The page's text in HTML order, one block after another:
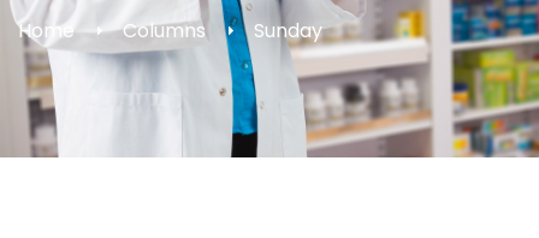
Home Columns Sunday